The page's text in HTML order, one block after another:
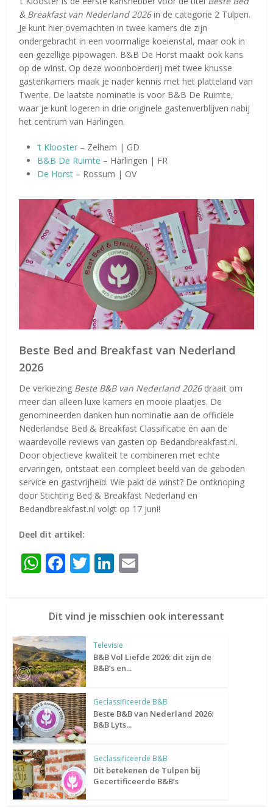
& Breakfast van Nederland 2026in de categorie 2 Tulpen.
Je kunt hier overnachten in twee kamers die zijn
ondergebracht in een voormalige koeienstal, maar ook in
een gezellige pipowagen. B&B De Horst maakt ook kans
op de winst. Op deze woonboerderij met twee knusse
gastenkamers maak je nader kennis met het platteland van
Twente. De laatste nominatie is voor B&B De Ruimte,
waar je kunt logeren in drie originele gastenverblijven nabij
het centrum van Harlingen.
‘t Klooster – Zelhem | GD
B&B De Ruimte – Harlingen | FR
De Horst – Rossum | OV
Beste Bed and Breakfast van Nederland
2026
De verkiezing Beste B&B van Nederland 2026draait om
meer dan alleen luxe kamers en mooie plaatjes. De
genomineerden danken hun nominatie aan de officiële
Nederlandse Bed & Breakfast Classificatie én aan de
waardevolle reviews van gasten op Bedandbreakfast.nl.
Door objectieve kwaliteit te combineren met echte
ervaringen, ontstaat een compleet beeld van de geboden
service en gastvrijheid. Wie pakt de winst? De ontknoping
door Stichting Bed & Breakfast Nederland en
Bedandbreakfast.nl volgt op 17 juni!
Deel dit artikel:
WhatsApp
Facebook
TwitterLinkedIn
Dit vind je misschien ook interessant
Televisie
B&B Vol Liefde 2026: dit zijn de
B&B’s en...
Geclassificeerde B&B
Beste B&B van Nederland 2026:
B&B Lyts...
Geclassificeerde B&B
Dit betekenen de Tulpen bij
Gecertificeerde B&B’s